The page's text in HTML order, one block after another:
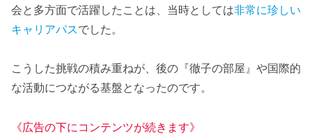
会と多方面で活躍したことは、当時としては非常に珍しい
キャリアパスでした。
こうした挑戦の積み重ねが、後の『徹子の部屋』や国際的
な活動につながる基盤となったのです。
《広告の下にコンテンツが続きます》